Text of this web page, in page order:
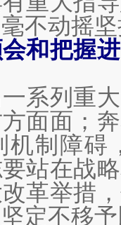
不动摇
和把握
一系列重
面面；
机制障碍
站在战
革举措
定不移